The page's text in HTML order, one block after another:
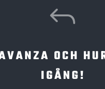
J
OCH
IGÅNG!